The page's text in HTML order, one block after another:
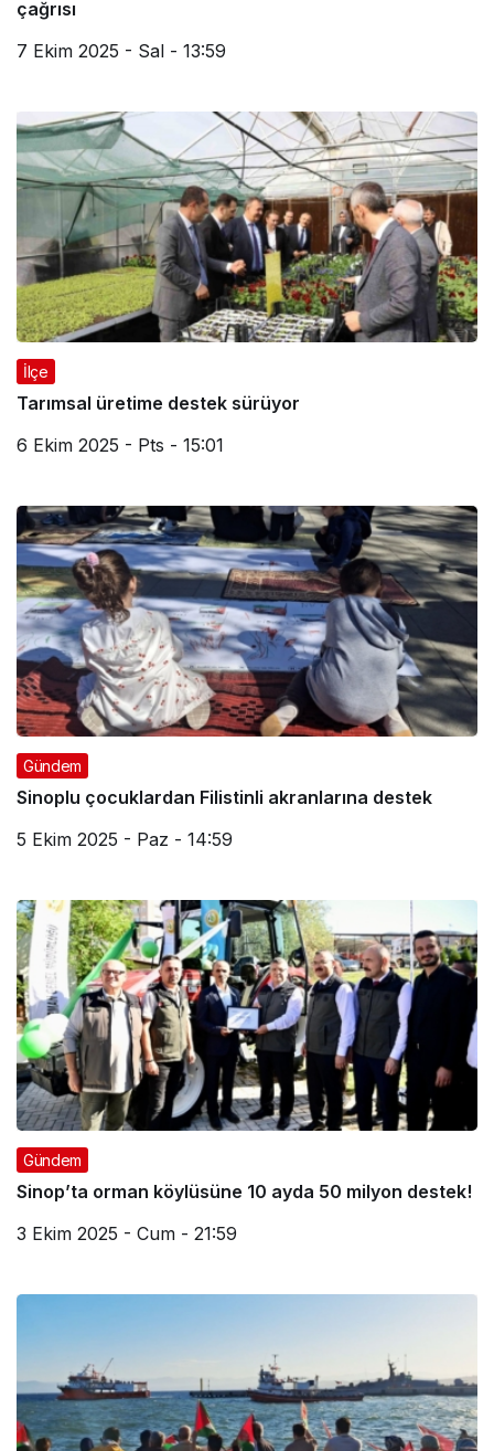
çağrısı
7 Ekim 2025 - Sal - 13:59
İlçe
Tarımsal üretime destek sürüyor
6 Ekim 2025 - Pts - 15:01
Gündem
Sinoplu çocuklardan Filistinli akranlarına destek
5 Ekim 2025 - Paz - 14:59
Gündem
Sinop’ta orman köylüsüne 10 ayda 50 milyon destek!
3 Ekim 2025 - Cum - 21:59